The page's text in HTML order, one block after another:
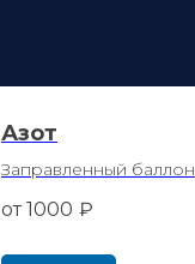
Азот
Заправленный баллон
от 1000 ₽